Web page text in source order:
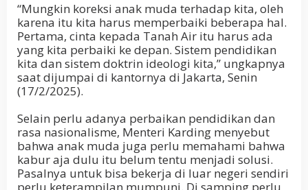
“Mungkin koreksi anak muda terhadap kita, oleh
karena itu kita harus memperbaiki beberapa hal.
Pertama, cinta kepada Tanah Air itu harus ada
yang kita perbaiki ke depan. Sistem pendidikan
kita dan sistem doktrin ideologi kita,” ungkapnya
saat dijumpai di kantornya di Jakarta, Senin
(17/2/2025).
Selain perlu adanya perbaikan pendidikan dan
rasa nasionalisme, Menteri Karding menyebut
bahwa anak muda juga perlu memahami bahwa
kabur aja dulu itu belum tentu menjadi solusi.
Pasalnya untuk bisa bekerja di luar negeri sendiri